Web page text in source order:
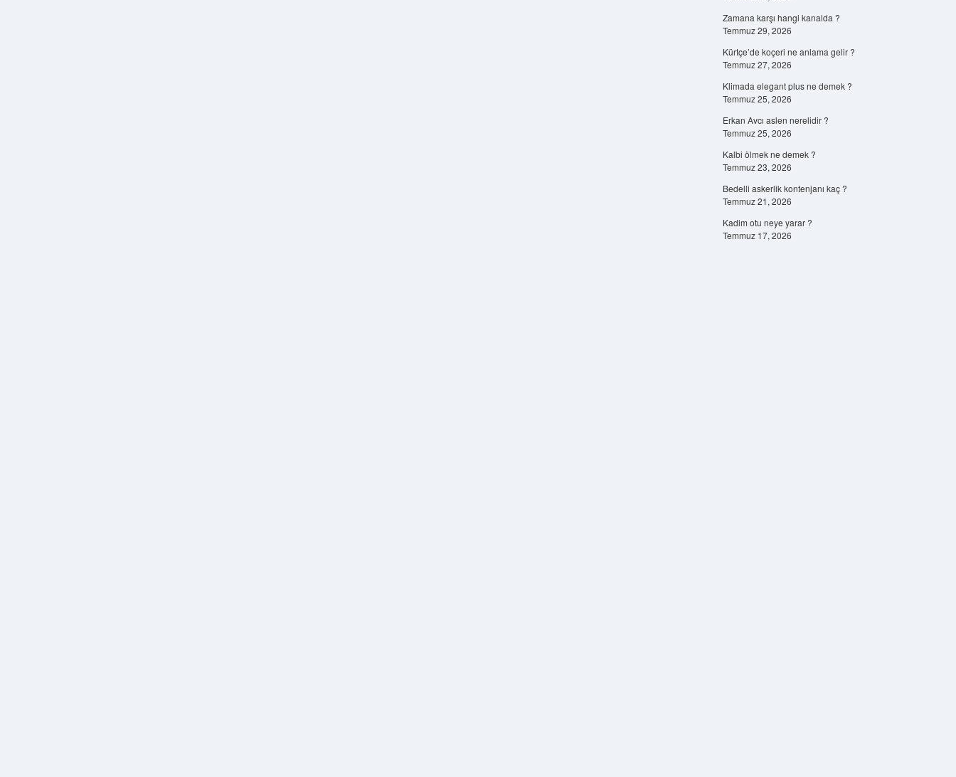
Zamana karşı hangi kanalda ?
Temmuz 29, 2026
Kürtçe’de koçeri ne anlama gelir ?
Temmuz 27, 2026
Klimada elegant plus ne demek ?
Temmuz 25, 2026
Erkan Avcı aslen nerelidir ?
Temmuz 25, 2026
Kalbi ölmek ne demek ?
Temmuz 23, 2026
Bedelli askerlik kontenjanı kaç ?
Temmuz 21, 2026
Kadim otu neye yarar ?
Temmuz 17, 2026